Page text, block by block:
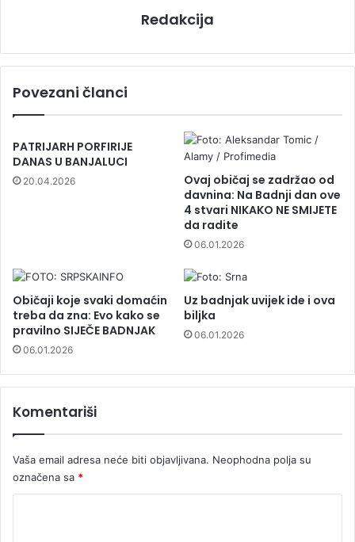
Redakcija
Povezani članci
PATRIJARH PORFIRIJE
DANAS U BANJALUCI
20.04.2026
Ovaj običaj se zadržao od
davnina: Na Badnji dan ove
4 stvari NIKAKO NE SMIJETE
da radite
06.01.2026
Običaji koje svaki domaćin
treba da zna: Evo kako se
pravilno SIJEČE BADNJAK
06.01.2026
Uz badnjak uvijek ide i ova
biljka
06.01.2026
Komentariši
Vaša email adresa neće biti objavljivana. Neophodna polja su
označena sa *